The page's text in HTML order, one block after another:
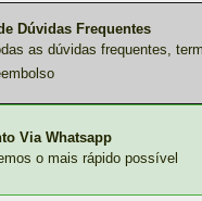
Dúvidas Frequentes
as dúvidas frequentes,
Via Whatsapp
o mais rápido possível